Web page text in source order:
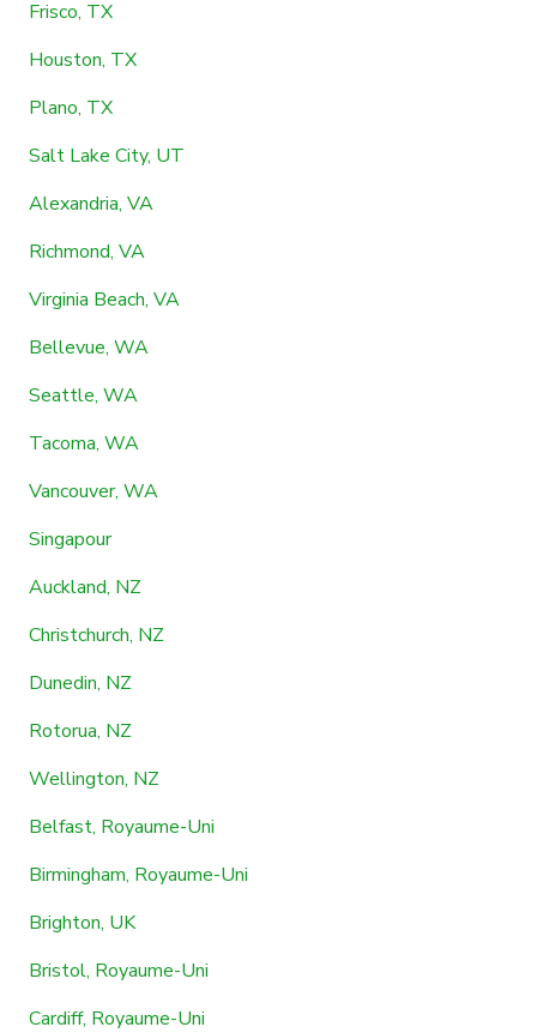
Frisco, TX
Houston, TX
Plano, TX
Salt Lake City, UT
Alexandria, VA
Richmond, VA
Virginia Beach, VA
Bellevue, WA
Seattle, WA
Tacoma, WA
Vancouver, WA
Singapour
Auckland, NZ
Christchurch, NZ
Dunedin, NZ
Rotorua, NZ
Wellington, NZ
Belfast, Royaume-Uni
Birmingham, Royaume-Uni
Brighton, UK
Bristol, Royaume-Uni
Cardiff, Royaume-Uni